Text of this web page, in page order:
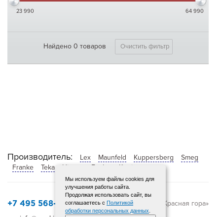
23 990 64 990
Найдено 0 товаров Очистить фильтр
Производитель: Lex Maunfeld Kuppersberg
Smeg
Franke
Teka History Evelux Korting
+7 495 568-12-72
© 2015-2025 «Красная гора»
Мы используем файлы cookies для
улучшения работы сайта.
Продолжая использовать сайт, вы
соглашаетесь с Политикой
обработки персональных данных